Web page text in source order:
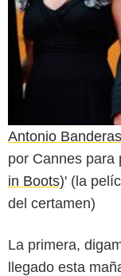
Antonio Banderas
por Cannes para
in Boots)' (la
del certamen)
La primera,
llegado esta